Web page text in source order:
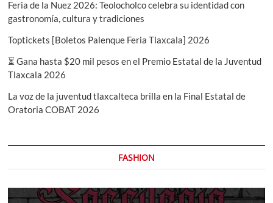
Feria de la Nuez 2026: Teolocholco celebra su identidad con
gastronomía, cultura y tradiciones
Toptickets [Boletos Palenque Feria Tlaxcala] 2026
⏳ Gana hasta $20 mil pesos en el Premio Estatal de la Juventud
Tlaxcala 2026
La voz de la juventud tlaxcalteca brilla en la Final Estatal de
Oratoria COBAT 2026
FASHION